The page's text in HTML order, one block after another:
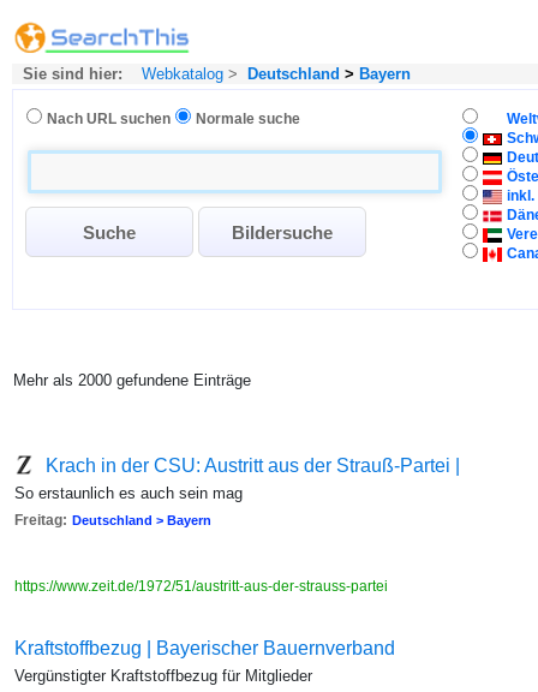
Sie sind hier: Webkatalog > Deutschland > Bayern
Nach URL suchen Normale suche
inkl.
Mehr als 2000 gefundene Einträge
Krach in der CSU: Austritt aus der Strauß-Partei |
So erstaunlich es auch sein mag
Freitag: Deutschland > Bayern
https://www.zeit.de/1972/51/austritt-aus-der-strauss-partei
Kraftstoffbezug | Bayerischer Bauernverband
Vergünstigter Kraftstoffbezug für Mitglieder